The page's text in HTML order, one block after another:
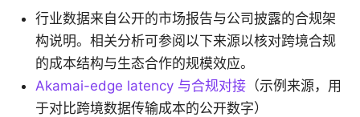
行业数据来自公开的市场报告与公司披露的合规架
构说明。相关分析可参阅以下来源以核对跨境合规
的成本结构与生态合作的规模效应。
Akamai-edge latency 与合规对接 （示例来源，用
于对比跨境数据传输成本的公开数字）